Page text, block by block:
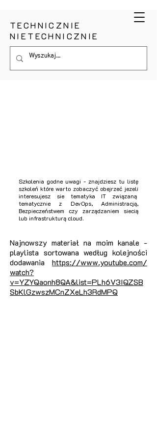
TECHNICZNIE
NIETECHNICZNIE
Szkolenia godne uwagi - znajdziesz tu listę
szkoleń które warto zobaczyć obejrzeć jezeli
interesujesz sie tematyka IT związaną
tematycznie z DevOps, Administracją,
Bezpieczeństwem czy zarządzaniem siecią
lub infrastrukturą cloud.
Najnowszy materiał na moim kanale -
playlista sortowana według kolejności
dodawania https://www.youtube.com/
watch?
v=YZYQaonh8QA&list=PLh6V3IQZSB
SbKlGzwszMCnZXeLh3RdMPQ